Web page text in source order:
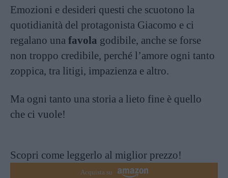
Emozioni e desideri questi che scuotono la
quotidianità del protagonista Giacomo e ci
regalano una favola godibile, anche se forse
non troppo credibile, perché l’amore ogni tanto
zoppica, tra litigi, impazienza e altro.
Ma ogni tanto una storia a lieto fine è quello
che ci vuole!
Scopri come leggerlo al miglior prezzo!
Acquista su